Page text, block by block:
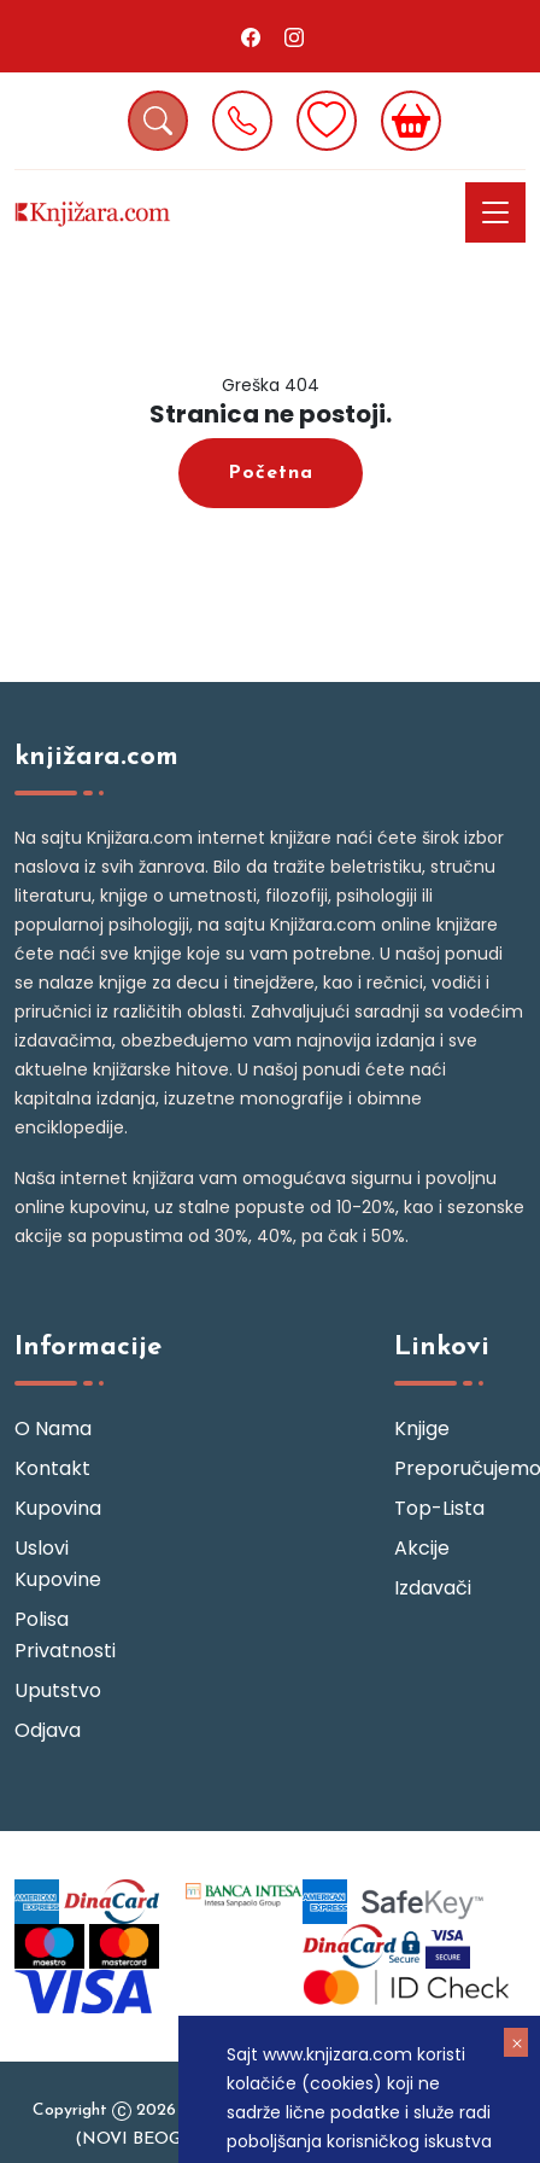
Sajt www.knjizara.com koristi
kolačiće (cookies) koji ne
sadrže lične podatke i služe radi
poboljšanja korisničkog iskustva
Greška 404
Stranica ne postoji.
Početna
knjižara.com
Na sajtu Knjižara.com internet knjižare naći ćete širok izbor
naslova iz svih žanrova. Bilo da tražite beletristiku, stručnu
literaturu, knjige o umetnosti, filozofiji, psihologiji ili
popularnoj psihologiji, na sajtu Knjižara.com online knjižare
ćete naći sve knjige koje su vam potrebne. U našoj ponudi
se nalaze knjige za decu i tinejdžere, kao i rečnici, vodiči i
priručnici iz različitih oblasti. Zahvaljujući saradnji sa vodećim
izdavačima, obezbeđujemo vam najnovija izdanja i sve
aktuelne knjižarske hitove. U našoj ponudi ćete naći
kapitalna izdanja, izuzetne monografije i obimne
enciklopedije.
Naša internet knjižara vam omogućava sigurnu i povoljnu
online kupovinu, uz stalne popuste od 10-20%, kao i sezonske
akcije sa popustima od 30%, 40%, pa čak i 50%.
Informacije
O Nama
Kontakt
Kupovina
Uslovi
Kupovine
Polisa
Privatnosti
Uputstvo
Odjava
Linkovi
Knjige
Preporučujemo
Top-Lista
Akcije
Izdavači
Copyright
2026 Knjizara.com - MAKART DOO BEOGRAD
(NOVI BEOGRAD), PIB: 105184104, MB: 20337524